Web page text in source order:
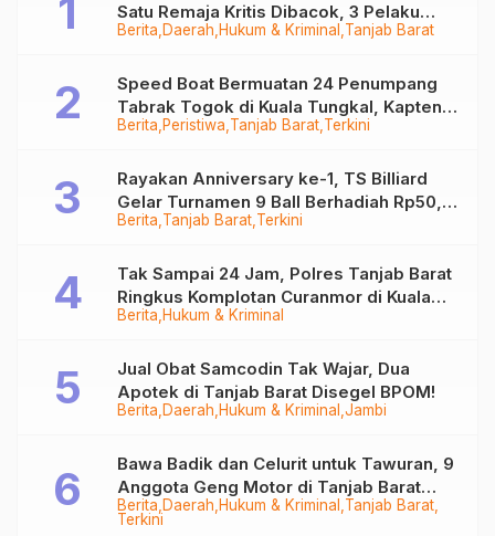
Berita Daerah Hukum & Kriminal Tanjab Barat
Satu Remaja Kritis Dibacok, 3 Pelaku
Ditangkap
Berita Peristiwa Tanjab Barat Terkini
Speed Boat Bermuatan 24 Penumpang
Tabrak Togok di Kuala Tungkal, Kapten
Sempat Hilang
Berita Tanjab Barat Terkini
Rayakan Anniversary ke-1, TS Billiard
Gelar Turnamen 9 Ball Berhadiah Rp50,8
Juta
Berita Hukum & Kriminal
Tak Sampai 24 Jam, Polres Tanjab Barat
Ringkus Komplotan Curanmor di Kuala
Tungkal
Berita Daerah Hukum & Kriminal Jambi
Jual Obat Samcodin Tak Wajar, Dua
Apotek di Tanjab Barat Disegel BPOM!
Berita Daerah Hukum & Kriminal Tanjab Barat
Terkini
Bawa Badik dan Celurit untuk Tawuran, 9
Anggota Geng Motor di Tanjab Barat
Diringkus